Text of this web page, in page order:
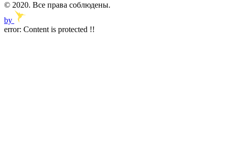
© 2020. Все права соблюдены.
by
error: Content is protected !!